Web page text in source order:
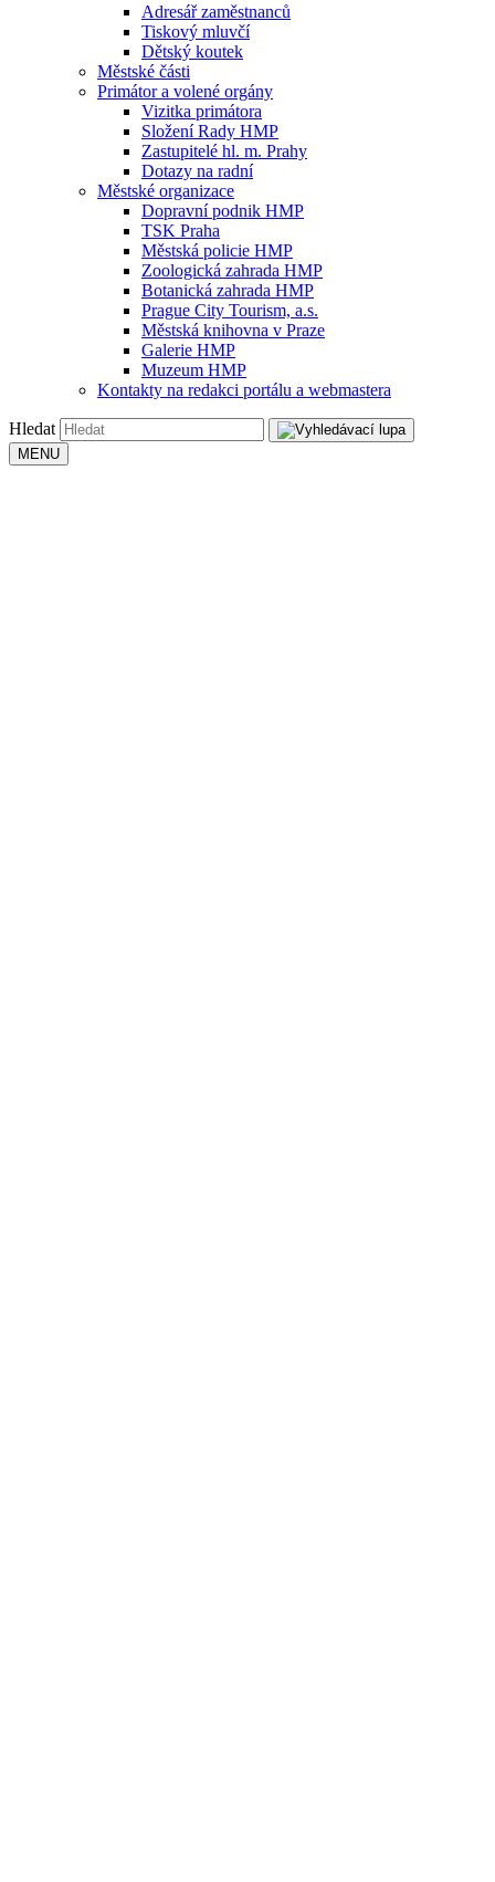
Adresář zaměstnanců
Tiskový mluvčí
Dětský koutek
Městské části
Primátor a volené orgány
Vizitka primátora
Složení Rady HMP
Zastupitelé hl. m. Prahy
Dotazy na radní
Městské organizace
Dopravní podnik HMP
TSK Praha
Městská policie HMP
Zoologická zahrada HMP
Botanická zahrada HMP
Prague City Tourism, a.s.
Městská knihovna v Praze
Galerie HMP
Muzeum HMP
Kontakty na redakci portálu a webmastera
Hledat
MENU